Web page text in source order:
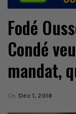
Fodé
Condé
mandat,
On Déc 1, 2018